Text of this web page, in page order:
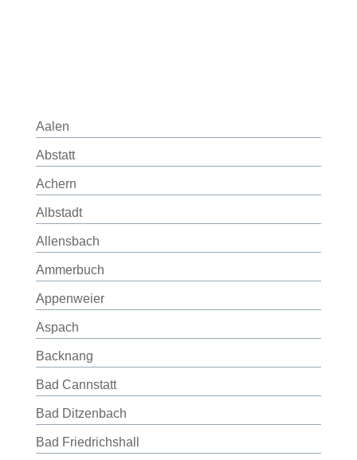
Aalen
Abstatt
Achern
Albstadt
Allensbach
Ammerbuch
Appenweier
Aspach
Backnang
Bad Cannstatt
Bad Ditzenbach
Bad Friedrichshall